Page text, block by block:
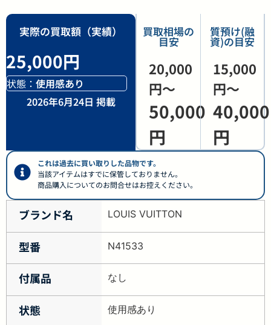
実際の買取額（実績）
25,000円
状態： 使用感あり
2026年6月24日 掲載
買取相場の
目安
20,000
円〜
50,000
円
質預け(融
資)の目安
15,000
円〜
40,000
円
これは過去に買い取りした品物です。
当該アイテムはすでに保管しておりません。
商品購入についてのお問合せはお控えください。
ブランド名 LOUIS VUITTON
型番 N41533
付属品 なし
状態 使用感あり